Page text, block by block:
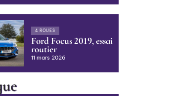
4 ROUES
Ford Focus 2019, essai
routier
11 mars 2026